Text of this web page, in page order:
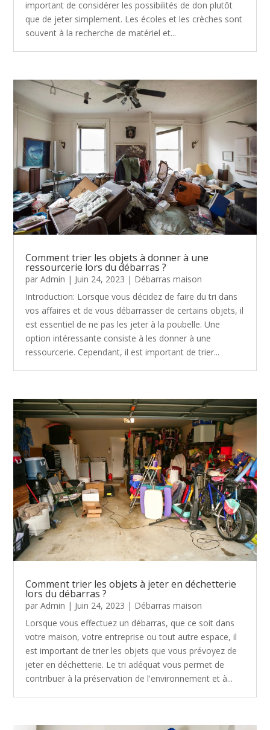
important de considérer les possibilités de don plutôt
que de jeter simplement. Les écoles et les crèches sont
souvent à la recherche de matériel et...
Comment trier les objets à donner à une
ressourcerie lors du débarras ?
parAdmin | Juin 24, 2023 | Débarras maison
Introduction: Lorsque vous décidez de faire du tri dans
vos affaires et de vous débarrasser de certains objets, il
est essentiel de ne pas les jeter à la poubelle. Une
option intéressante consiste à les donner à une
ressourcerie. Cependant, il est important de trier...
Comment trier les objets à jeter en déchetterie
lors du débarras ?
parAdmin | Juin 24, 2023 | Débarras maison
Lorsque vous effectuez un débarras, que ce soit dans
votre maison, votre entreprise ou tout autre espace, il
est important de trier les objets que vous prévoyez de
jeter en déchetterie. Le tri adéquat vous permet de
contribuer à la préservation de l'environnement et à...